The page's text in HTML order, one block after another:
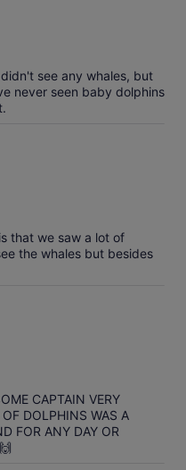
see any whales, but
never seen baby dolphins
that we saw a lot of
the whales but besides
CAPTAIN VERY
DOLPHINS WAS A
FOR ANY DAY OR